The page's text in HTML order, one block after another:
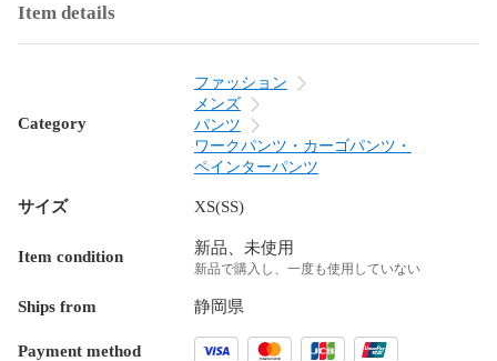
Item details
Category
ファッション
メンズ
パンツ
ワークパンツ・カーゴパンツ・
ペインターパンツ
サイズ XS(SS)
Item condition 新品、未使用
新品で購入し、一度も使用していない
Ships from 静岡県
Payment method